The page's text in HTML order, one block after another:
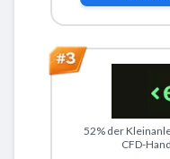
Zu eToro
52% der
CFD-